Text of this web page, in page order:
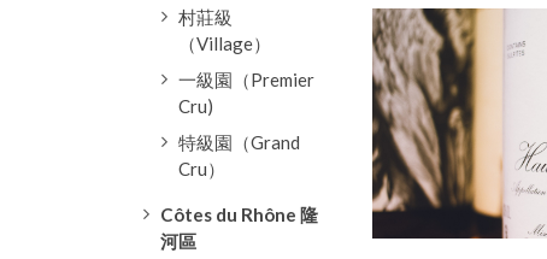
村莊級
（Village）
一級園（Premier
Cru)
特級園（Grand
Cru）
Côtes du Rhône 隆
河區